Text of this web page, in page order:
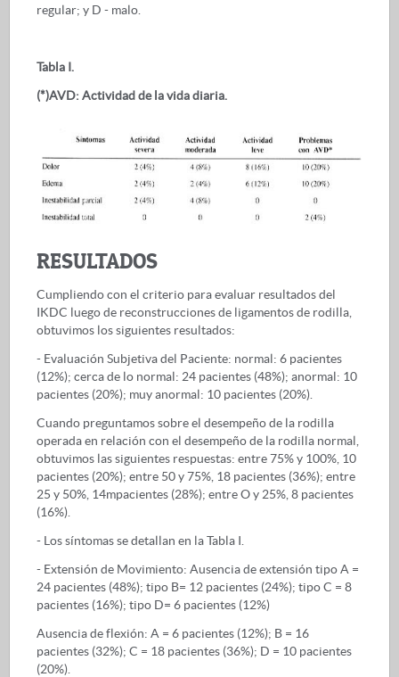
regular; y D - malo.
Tabla I.
(*)AVD: Actividad de la vida diaria.
RESULTADOS
Cumpliendo con el criterio para evaluar resultados del
IKDC luego de reconstrucciones de ligamentos de rodilla,
obtuvimos los siguientes resultados:
- Evaluación Subjetiva del Paciente: normal: 6 pacientes
(12%); cerca de lo normal: 24 pacientes (48%); anormal: 10
pacientes (20%); muy anormal: 10 pacientes (20%).
Cuando preguntamos sobre el desempeño de la rodilla
operada en relación con el desempeño de la rodilla normal,
obtuvimos las siguientes respuestas: entre 75% y 100%, 10
pacientes (20%); entre 50 y 75%, 18 pacientes (36%); entre
25 y 50%, 14mpacientes (28%); entre O y 25%, 8 pacientes
(16%).
- Los síntomas se detallan en la Tabla I.
- Extensión de Movimiento: Ausencia de extensión tipo A =
24 pacientes (48%); tipo B= 12 pacientes (24%); tipo C = 8
pacientes (16%); tipo D= 6 pacientes (12%)
Ausencia de flexión: A = 6 pacientes (12%); B = 16
pacientes (32%); C = 18 pacientes (36%); D = 10 pacientes
(20%).